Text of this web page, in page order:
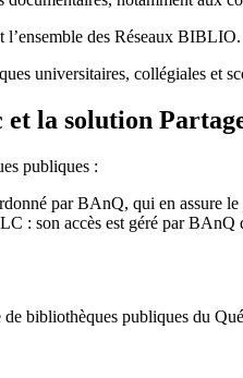
l’ensemble des Réseaux BIBLIO.
universitaires, collégiales et
la solution
publiques :
par BAnQ, qui en assure le
: son accès est géré par
bibliothèques publiques du